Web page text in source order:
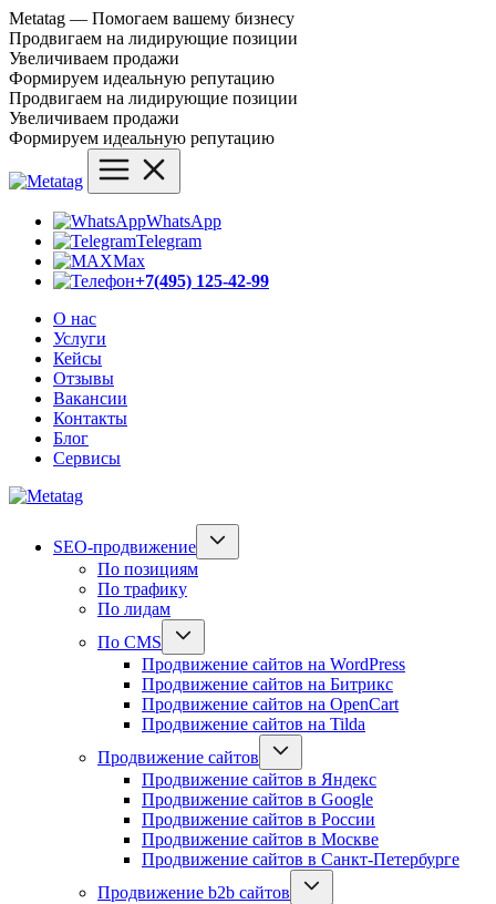
Metatag — Помогаем вашему бизнесу
Продвигаем на лидирующие позиции
Увеличиваем продажи
Формируем идеальную репутацию
Продвигаем на лидирующие позиции
Увеличиваем продажи
Формируем идеальную репутацию
WhatsApp
Telegram
Max
+7(495) 125-42-99
О нас
Услуги
Кейсы
Отзывы
Вакансии
Контакты
Блог
Сервисы
SEO-продвижение
По позициям
По трафику
По лидам
По CMS
Продвижение сайтов на WordPress
Продвижение сайтов на Битрикс
Продвижение сайтов на OpenCart
Продвижение сайтов на Tilda
Продвижение сайтов
Продвижение сайтов в Яндекс
Продвижение сайтов в Google
Продвижение сайтов в России
Продвижение сайтов в Москве
Продвижение сайтов в Санкт-Петербурге
Продвижение b2b сайтов